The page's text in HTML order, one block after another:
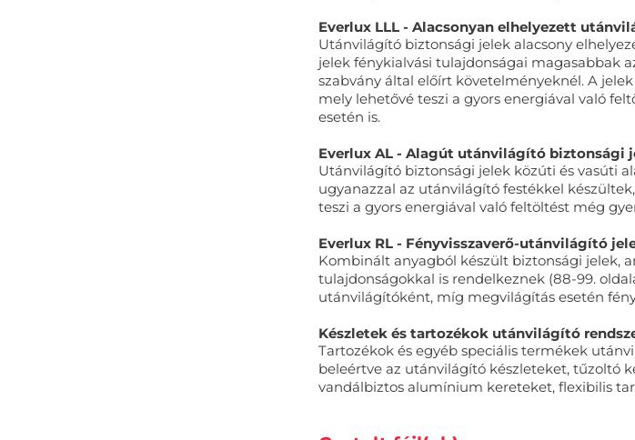
Everlux LLL - Alacsonyan elhelyezett
Utánvilágító biztonsági jelek alacsony
jelek fénykialvási tulajdonságai magasabbak
szabvány által előírt követelményeknél. A
mely lehetővé teszi a gyors energiával való
esetén is.
Everlux AL - Alagút utánvilágító biztonsági
Utánvilágító biztonsági jelek közúti és vasúti
ugyanazzal az utánvilágító festékkel
teszi a gyors energiával való feltöltést még
Everlux RL - Fényvisszaverő-utánvilágító
Kombinált anyagból készült biztonsági jelek,
tulajdonságokkal is rendelkeznek (88-99.
utánvilágítóként, míg megvilágítás esetén
Készletek és tartozékok utánvilágító
Tartozékok és egyéb speciális termékek
beleértve az utánvilágító készleteket, tűzoltó
vandálbiztos alumínium kereteket, flexibilis